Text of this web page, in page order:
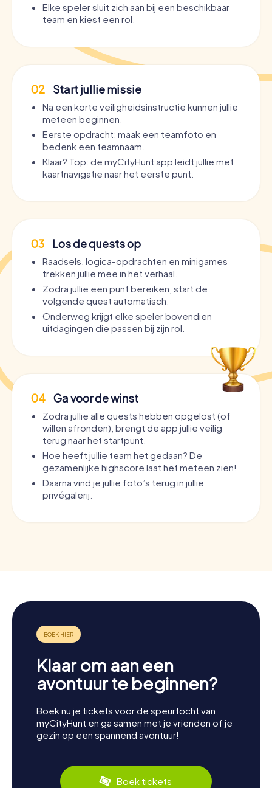
Elke speler sluit zich aan bij een beschikbaar
team en kiest een rol.
02 Start jullie missie
Na een korte veiligheidsinstructie kunnen jullie
meteen beginnen.
Eerste opdracht: maak een teamfoto en
bedenk een teamnaam.
Klaar? Top: de myCityHunt app leidt jullie met
kaartnavigatie naar het eerste punt.
03 Los de quests op
Raadsels, logica-opdrachten en minigames
trekken jullie mee in het verhaal.
Zodra jullie een punt bereiken, start de
volgende quest automatisch.
Onderweg krijgt elke speler bovendien
uitdagingen die passen bij zijn rol.
04 Ga voor de winst
Zodra jullie alle quests hebben opgelost (of
willen afronden), brengt de app jullie veilig
terug naar het startpunt.
Hoe heeft jullie team het gedaan? De
gezamenlijke highscore laat het meteen zien!
Daarna vind je jullie foto’s terug in jullie
privégalerij.
Klaar om aan een
avontuur te beginnen?
Boek nu je tickets voor de speurtocht van
myCityHunt en ga samen met je vrienden of je
gezin op een spannend avontuur!
Boek tickets